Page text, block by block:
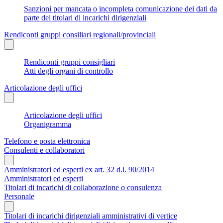
Sanzioni per mancata o incompleta comunicazione dei dati da
parte dei titolari di incarichi dirigenziali
Rendiconti gruppi consiliari regionali/provinciali
Rendiconti gruppi consigliari
Atti degli organi di controllo
Articolazione degli uffici
Articolazione degli uffici
Organigramma
Telefono e posta elettronica
Consulenti e collaboratori
Amministratori ed esperti ex art. 32 d.l. 90/2014
Amministratori ed esperti
Titolari di incarichi di collaborazione o consulenza
Personale
Titolari di incarichi dirigenziali amministrativi di vertice